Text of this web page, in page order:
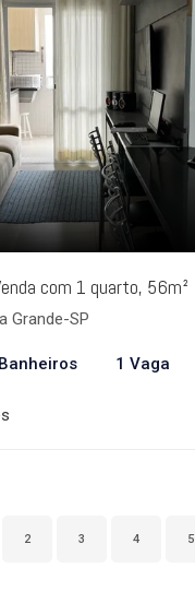
com 1 quarto, 56m²
Grande-SP
1 Vaga
2 3 4 5